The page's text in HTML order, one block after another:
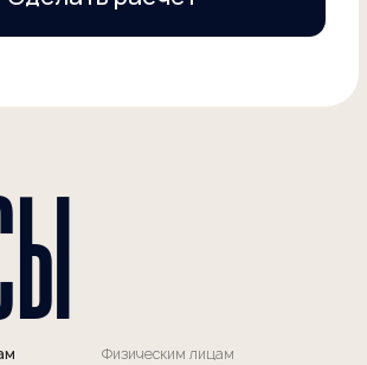
Физическим лицам